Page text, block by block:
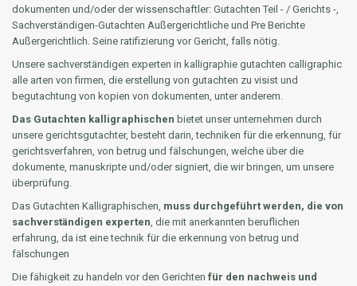
dokumenten und/oder der wissenschaftler: Gutachten Teil - / Gerichts -,
Sachverständigen-Gutachten Außergerichtliche und Pre Berichte
Außergerichtlich. Seine ratifizierung vor Gericht, falls nötig.
Unsere sachverständigen experten in kalligraphie gutachten calligraphic
alle arten von firmen, die erstellung von gutachten zu visist und
begutachtung von kopien von dokumenten, unter anderem.
Das Gutachten kalligraphischen bietet unser unternehmen durch
unsere gerichtsgutachter, besteht darin, techniken für die erkennung, für
gerichtsverfahren, von betrug und fälschungen, welche über die
dokumente, manuskripte und/oder signiert, die wir bringen, um unsere
überprüfung.
Das Gutachten Kalligraphischen, muss durchgeführt werden, die von
sachverständigen experten, die mit anerkannten beruflichen
erfahrung, da ist eine technik für die erkennung von betrug und
fälschungen
Die fähigkeit zu handeln vor den Gerichten für den nachweis und